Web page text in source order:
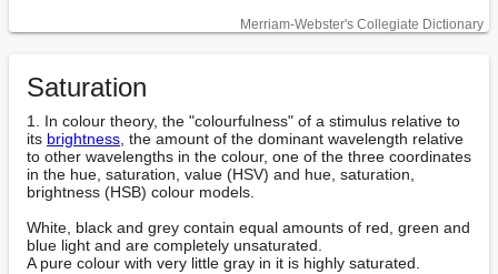
Merriam-Webster's Collegiate Dictionary
Saturation
1. In colour theory, the "colourfulness" of a stimulus relative to
its brightness , the amount of the dominant wavelength relative
to other wavelengths in the colour, one of the three coordinates
in the hue, saturation, value (HSV) and hue, saturation,
brightness (HSB) colour models.
White, black and grey contain equal amounts of red, green and
blue light and are completely unsaturated.
A pure colour with very little gray in it is highly saturated.